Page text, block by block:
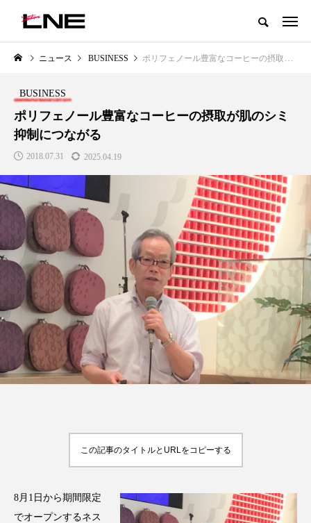
グローバルビューティ＆ヘルスケアビジネス誌
LIFESTYLE
SNSの「加工顔」と美容医療｜AI
がもたらす可能性とこれから
2026.07.13
BUSINESS
パーフェクト社の「AI美容」事
例｜「死の谷」克服と酷暑を商
に変えるB2B SaaSモデル
2026.08.04
FEATURED 注目の企画
TAG LIST タグ一覧
AI B2B BeautyTech ChatGPT
ニュース BUSINESS ポリフェノール豊富なコーヒーの摂取が肌のシミ抑制につながる
BUSINESS
ポリフェノール豊富なコーヒーの摂取が肌のシミ
抑制につながる
2018.07.31 2025.04.19
この記事のタイトルとURLをコピーする
8月1日から期間限定
でオープンするネス